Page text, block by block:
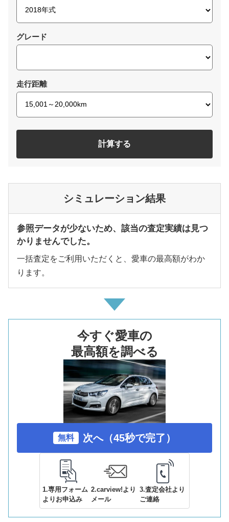
グレード
走行距離
計算する
シミュレーション結果
参照データが少ないため、該当の査定実績は見つ
かりませんでした。
一括査定をご利用いただくと、愛車の最高額がわか
ります。
今すぐ愛車の
最高額を調べる
無料 次へ（45秒で完了）
1.専用フォーム
よりお申込み
2.carview!より
メール
3.査定会社より
ご連絡